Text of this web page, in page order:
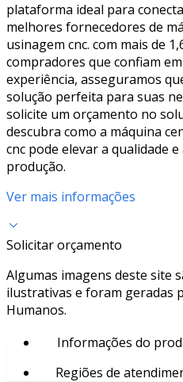
plataforma ideal para
melhores fornecedores de
usinagem cnc. com mais de
compradores que confiam
experiência, asseguramos
solução perfeita para suas
solicite um orçamento no
descubra como a máquina
cnc pode elevar a qualidade
produção.
Ver mais informações
Solicitar orçamento
Algumas imagens deste site
ilustrativas e foram geradas
Humanos.
Informações do
Regiões de